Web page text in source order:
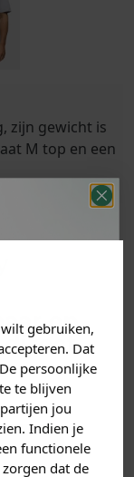
gebruiken,
Dat
persoonlijke
te blijven
jou
Indien je
functionele
dat de
zijn gewicht is
M top en een
op
direct